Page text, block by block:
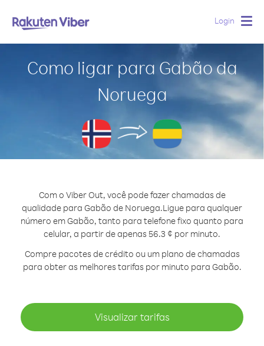
Login
Como ligar para Gabão da
Noruega
Com o Viber Out, você pode fazer chamadas de
qualidade para Gabão de Noruega.Ligue para qualquer
número em Gabão, tanto para telefone fixo quanto para
celular, a partir de apenas 56.3 ¢ por minuto.
Compre pacotes de crédito ou um plano de chamadas
para obter as melhores tarifas por minuto para Gabão.
Visualizar tarifas